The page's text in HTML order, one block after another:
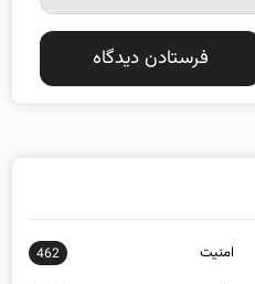
امنيت 462